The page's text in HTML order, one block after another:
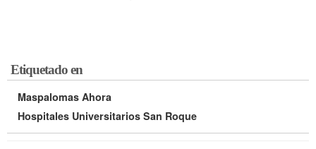
Etiquetado en
Maspalomas Ahora
Hospitales Universitarios San Roque